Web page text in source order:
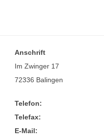
Anschrift
Im Zwinger 17
72336 Balingen
Telefon:
Telefax:
E-Mail: